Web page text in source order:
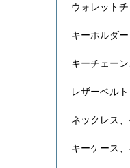
ウォレット
キーホルダー
キーチェー
レザーベルト
ネックレス
キーケース